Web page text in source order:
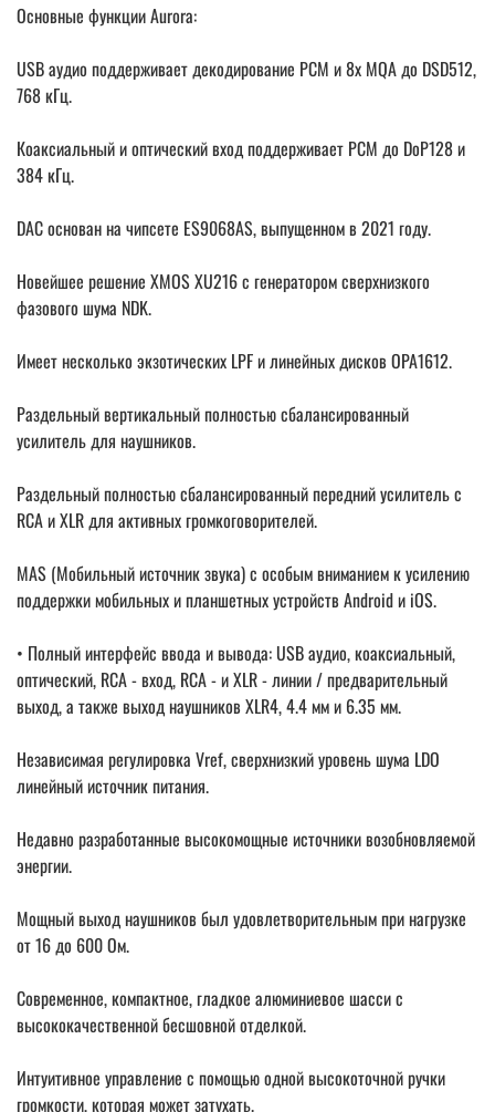
Основные функции Aurora:
USB аудио поддерживает декодирование PCM и 8x MQA до DSD512,
768 кГц.
Коаксиальный и оптический вход поддерживает PCM до DoP128 и
384 кГц.
DAC основан на чипсете ES9068AS, выпущенном в 2021 году.
Новейшее решение XMOS XU216 с генератором сверхнизкого
фазового шума NDK.
Имеет несколько экзотических LPF и линейных дисков OPA1612.
Раздельный вертикальный полностью сбалансированный
усилитель для наушников.
Раздельный полностью сбалансированный передний усилитель с
RCA и XLR для активных громкоговорителей.
MAS (Мобильный источник звука) с особым вниманием к усилению
поддержки мобильных и планшетных устройств Android и iOS.
• Полный интерфейс ввода и вывода: USB аудио, коаксиальный,
оптический, RCA - вход, RCA - и XLR - линии / предварительный
выход, а также выход наушников XLR4, 4.4 мм и 6.35 мм.
Независимая регулировка Vref, сверхнизкий уровень шума LDO
линейный источник питания.
Недавно разработанные высокомощные источники возобновляемой
энергии.
Мощный выход наушников был удовлетворительным при нагрузке
от 16 до 600 Ом.
Современное, компактное, гладкое алюминиевое шасси с
высококачественной бесшовной отделкой.
Интуитивное управление с помощью одной высокоточной ручки
громкости, которая может затухать.